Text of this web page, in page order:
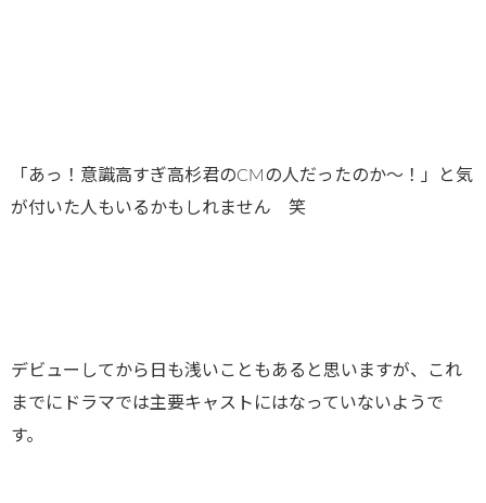
「あっ！意識高すぎ高杉君のCMの人だったのか～！」と気
が付いた人もいるかもしれません 笑
デビューしてから日も浅いこともあると思いますが、これ
までにドラマでは主要キャストにはなっていないようで
す。